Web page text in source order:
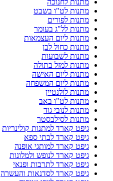
מתנות לחנוכה
מתנות לט"ו בשבט
מתנות לפורים
מתנות לל"ג בעומר
מתנות ליום העצמאות
מתנות כחול לבן
מתנות לשבועות
מתנות למזל בתולה
מתנות ליום האישה
מתנות ליום המשפחה
מתנות לולנטיין
מתנות לט"ו באב
מתנות לנובי גוד
מתנות לסילבסטר
גיפט קארד למתנות קולינריות
גיפט קארד לבתי ספא
גיפט קארד למותגי אופנה
גיפט קארד לנופש ולמלונות
גיפט קארד לתרבות ופנאי
גיפט קארד לסדנאות והעשרה